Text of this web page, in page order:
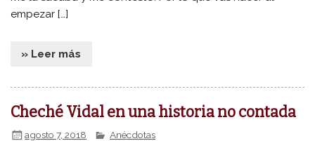
empezar […]
» Leer más
Cheché Vidal en una historia no contada
agosto 7, 2018 Anécdotas